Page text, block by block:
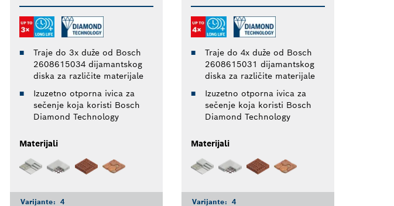
Traje do 3x duže od Bosch
2608615034 dijamantskog
diska za različite materijale
Izuzetno otporna ivica za
sečenje koja koristi Bosch
Diamond Technology
Materijali
Varijante: 4
Traje do 4x duže od Bosch
2608615031 dijamantskog
diska za različite materijale
Izuzetno otporna ivica za
sečenje koja koristi Bosch
Diamond Technology
Materijali
Varijante: 4